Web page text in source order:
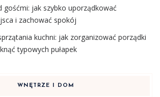
gośćmi: jak szybko uporządkować
i zachować spokój
kuchni: jak zorganizować porządki
typowych pułapek
WNĘTRZE I DOM